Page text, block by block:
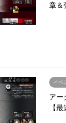
章＆
イベ
アー
【